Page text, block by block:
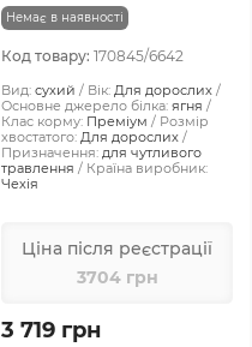
Немає в наявності
Код товару: 170845/6642
Вид: сухий Вік: Для дорослих
Основне джерело білка: ягня
Клас корму: Преміум
Розмір
хвостатого: Для дорослих
Призначення: для чутливого
травлення
Країна виробник:
Чехія
Ціна після реєстрації
3704 грн
3 719 грн